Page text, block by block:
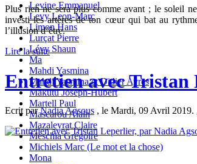
Levine Emmanuel
Levy Leon-Marc
Limon Hans
Lurçat Pierre
Lévy Shaun
Ma
Mahdi Yasmina
Mahdi Yasmina et Didier Ayres
Makutu Joseph-Hubert
Martell Paul
Mascarou Alain
Mazaleyrat Claire
Meschia Grégoire
Michiels Marc (Le mot et la chose)
Mona
Plus rien ne sera plus comme avant ; le soleil
investi les artères de ton cœur qui bat au
l’illusion d’être.
Lire la suite
Entretien avec Tristan
Ecrit parNadia Agsous , le Mardi, 09 Avril 2019.